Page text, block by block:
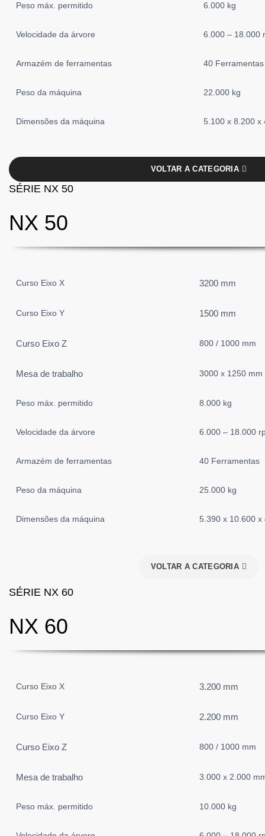
Peso máx. permitido 6.000 kg
Velocidade da árvore 6.000 – 18.000
Armazém de ferramentas 40 Ferramentas
Peso da máquina 22.000 kg
Dimensões da máquina 5.100 x 8.200 x
VOLTAR A CATEGORIA
SÉRIE NX 50
NX 50
Curso Eixo X 3200 mm
Curso Eixo Y 1500 mm
Curso Eixo Z 800 / 1000 mm
Mesa de trabalho 3000 x 1250 mm
Peso máx. permitido 8.000 kg
Velocidade da árvore 6.000 – 18.000
Armazém de ferramentas 40 Ferramentas
Peso da máquina 25.000 kg
Dimensões da máquina 5.390 x 10.600 x
VOLTAR A CATEGORIA
SÉRIE NX 60
NX 60
Curso Eixo X 3.200 mm
Curso Eixo Y 2.200 mm
Curso Eixo Z 800 / 1000 mm
Mesa de trabalho 3.000 x 2.000
Peso máx. permitido 10.000 kg